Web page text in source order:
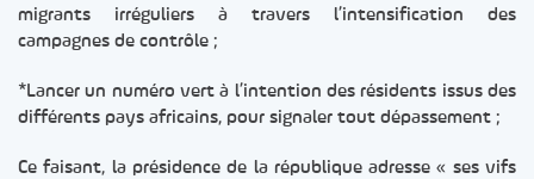
migrants irréguliers à travers l’intensification des
campagnes de contrôle ;
*Lancer un numéro vert à l’intention des résidents issus des
différents pays africains, pour signaler tout dépassement ;
Ce faisant, la présidence de la république adresse « ses vifs